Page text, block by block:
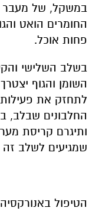
במשקל, של מעבר
החומרים הואט
פחות אוכל.
בשלב השלישי
השומן והגוף
לתחזק את
החלבונים שבלב,
ותיגרם קריסת
שמגיעים לשלב זה
הטיפול